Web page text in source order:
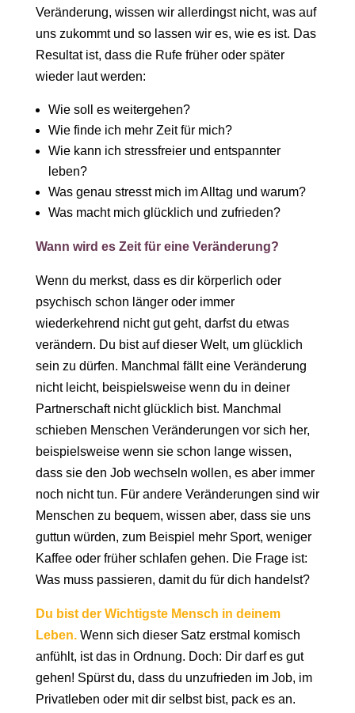
Veränderung, wissen wir allerdingst nicht, was auf
uns zukommt und so lassen wir es, wie es ist. Das
Resultat ist, dass die Rufe früher oder später
wieder laut werden:
Wie soll es weitergehen?
Wie finde ich mehr Zeit für mich?
Wie kann ich stressfreier und entspannter
leben?
Was genau stresst mich im Alltag und warum?
Was macht mich glücklich und zufrieden?
Wann wird es Zeit für eine Veränderung?
Wenn du merkst, dass es dir körperlich oder
psychisch schon länger oder immer
wiederkehrend nicht gut geht, darfst du etwas
verändern. Du bist auf dieser Welt, um glücklich
sein zu dürfen. Manchmal fällt eine Veränderung
nicht leicht, beispielsweise wenn du in deiner
Partnerschaft nicht glücklich bist. Manchmal
schieben Menschen Veränderungen vor sich her,
beispielsweise wenn sie schon lange wissen,
dass sie den Job wechseln wollen, es aber immer
noch nicht tun. Für andere Veränderungen sind wir
Menschen zu bequem, wissen aber, dass sie uns
guttun würden, zum Beispiel mehr Sport, weniger
Kaffee oder früher schlafen gehen. Die Frage ist:
Was muss passieren, damit du für dich handelst?
Du bist der Wichtigste Mensch in deinem
Leben. Wenn sich dieser Satz erstmal komisch
anfühlt, ist das in Ordnung. Doch: Dir darf es gut
gehen! Spürst du, dass du unzufrieden im Job, im
Privatleben oder mit dir selbst bist, pack es an.